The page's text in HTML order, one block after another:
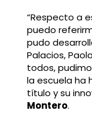
“Respecto a
puedo
pudo
Palacios,
todos,
la escuela ha
título y su
Montero.